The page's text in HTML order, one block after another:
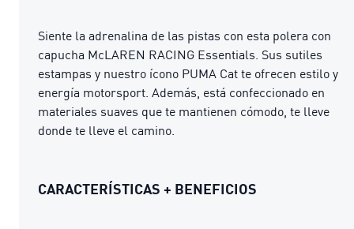
Siente la adrenalina de las pistas con esta polera con
capucha McLAREN RACING Essentials. Sus sutiles
estampas y nuestro ícono PUMA Cat te ofrecen estilo y
energía motorsport. Además, está confeccionado en
materiales suaves que te mantienen cómodo, te lleve
donde te lleve el camino.
CARACTERÍSTICAS + BENEFICIOS